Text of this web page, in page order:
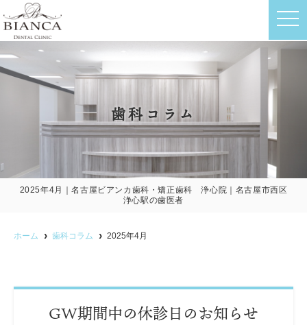
歯科コラム
2025年4月｜名古屋ビアンカ歯科・矯正歯科 浄心院｜名古屋市西区
浄心駅の歯医者
t
o
ホーム 歯科コラム 2025年4月
GW期間中の休診日のお知らせ